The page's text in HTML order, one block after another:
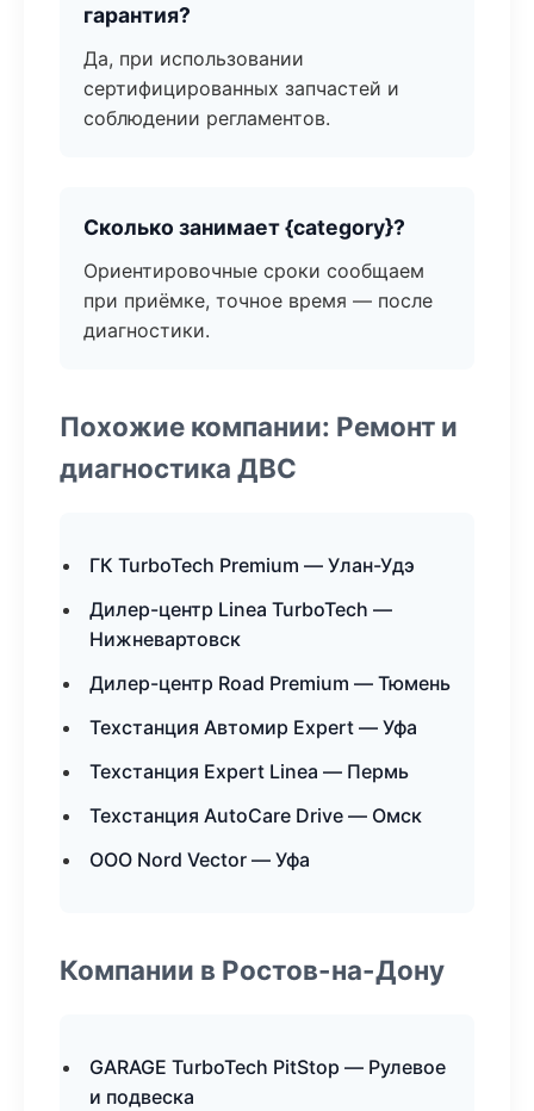
гарантия?
Да, при использовании
сертифицированных запчастей и
соблюдении регламентов.
Сколько занимает {category}?
Ориентировочные сроки сообщаем
при приёмке, точное время — после
диагностики.
Похожие компании: Ремонт и
диагностика ДВС
ГК TurboTech Premium — Улан-Удэ
Дилер-центр Linea TurboTech —
Нижневартовск
Дилер-центр Road Premium — Тюмень
Техстанция Автомир Expert — Уфа
Техстанция Expert Linea — Пермь
Техстанция AutoCare Drive — Омск
ООО Nord Vector — Уфа
Компании в Ростов-на-Дону
GARAGE TurboTech PitStop — Рулевое
и подвеска